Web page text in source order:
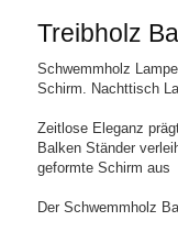
Treibholz
Schwemmholz
Schirm. Nachttisch
Zeitlose Eleganz
Balken Ständer
geformte Schirm aus
Der Schwemmholz